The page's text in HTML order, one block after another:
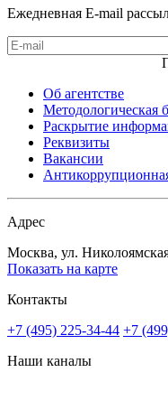
Ежедневная E-mail
Об агентстве
Методологическая
Раскрытие
Реквизиты
Вакансии
Адрес
Москва, ул.
Показать на карте
Контакты
+7 (495) 225-34-44 +7
Наши каналы